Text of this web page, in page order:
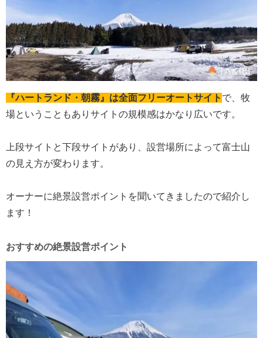
『ハートランド・朝霧』は全面フリーオートサイト で、牧
場ということもありサイトの規模感はかなり広いです。
上段サイトと下段サイトがあり、設営場所によって富士山
の見え方が変わります。
オーナーに絶景設営ポイントを聞いてきましたので紹介し
ます！
おすすめの絶景設営ポイント